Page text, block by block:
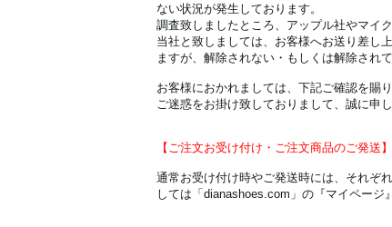
ない状況が発生しております。
調査致しましたところ、アップル社やマイ
当社と致しましては、お客様へお送り差し
ますが、解除されない・もしくは解除され
お客様におかれましては、下記ご確認を賜
ご迷惑をお掛け致しておりまして、誠に申
【ご注文お受け付け・ご注文商品のご発送】
通常お受け付け時やご発送時には、それぞ
しては「dianashoes.com」の『マイページ